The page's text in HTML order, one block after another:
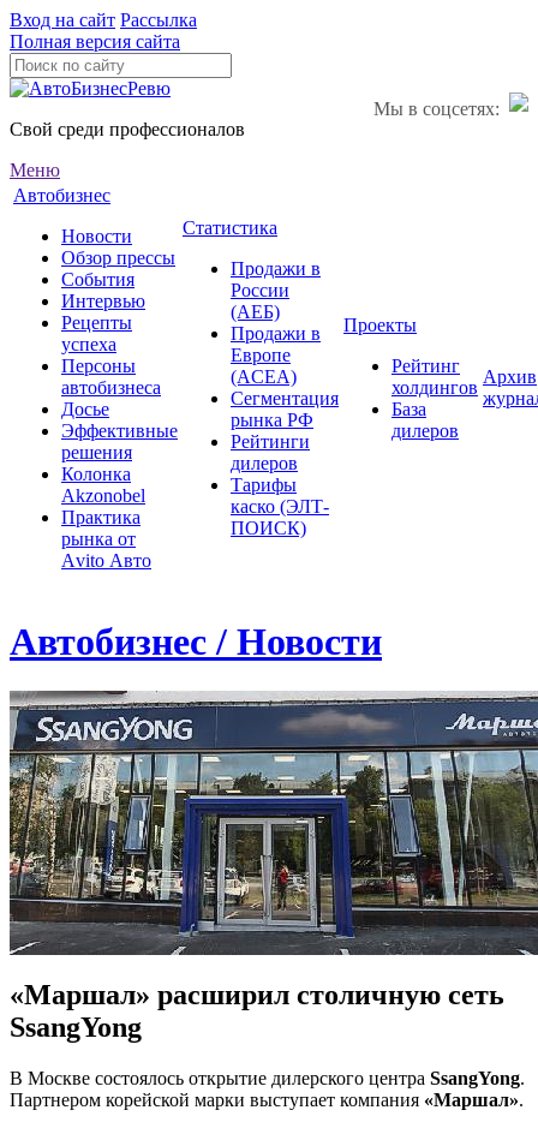
Вход на сайт Рассылка
Полная версия сайта
Мы в соцсетях:
Свой среди профессионалов
Меню
Автобизнес
Новости
Обзор прессы
События
Интервью
Рецепты
успеха
Персоны
автобизнеса
Досье
Эффективные
решения
Колонка
Akzonobel
Практика
рынка от
Аvito Авто
Статистика
Продажи в
России
(АЕБ)
Продажи в
Европе
(ACEA)
Сегментация
рынка РФ
Рейтинги
дилеров
Тарифы
каско (ЭЛТ-
ПОИСК)
Проекты
Рейтинг
холдингов
База
дилеров
Архив
Автобизнес / Новости
«Маршал» расширил столичную сеть
SsangYong
В Москве состоялось открытие дилерского центра SsangYong.
Партнером корейской марки выступает компания «Маршал».